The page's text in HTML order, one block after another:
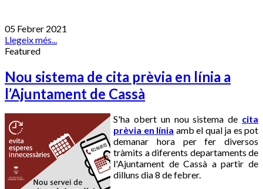
05 Febrer 2021
Llegeix més...
Featured
Nou sistema de cita prèvia en línia a
l’Ajuntament de Cassà
S'ha obert un nou sistema de cita
prèvia en línia amb el qual ja es pot
demanar hora per fer diversos
tràmits a diferents departaments de
l'Ajuntament de Cassà a partir de
dilluns dia 8 de febrer.